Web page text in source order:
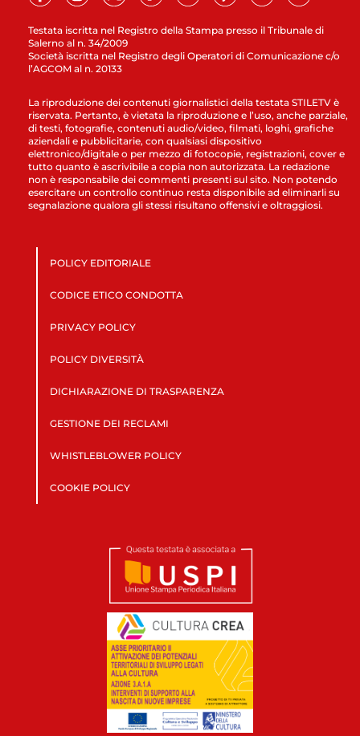
Testata iscritta nel Registro della Stampa presso il Tribunale di
Salerno al n. 34/2009
Società iscritta nel Registro degli Operatori di Comunicazione c/o
l’AGCOM al n. 20133
La riproduzione dei contenuti giornalistici della testata STILETV è
riservata. Pertanto, è vietata la riproduzione e l’uso, anche parziale,
di testi, fotografie, contenuti audio/video, filmati, loghi, grafiche
aziendali e pubblicitarie, con qualsiasi dispositivo
elettronico/digitale o per mezzo di fotocopie, registrazioni, cover e
tutto quanto è ascrivibile a copia non autorizzata. La redazione
non è responsabile dei commenti presenti sul sito. Non potendo
esercitare un controllo continuo resta disponibile ad eliminarli su
segnalazione qualora gli stessi risultano offensivi e oltraggiosi.
POLICY EDITORIALE
CODICE ETICO CONDOTTA
PRIVACY POLICY
POLICY DIVERSITÀ
DICHIARAZIONE DI TRASPARENZA
GESTIONE DEI RECLAMI
WHISTLEBLOWER POLICY
COOKIE POLICY